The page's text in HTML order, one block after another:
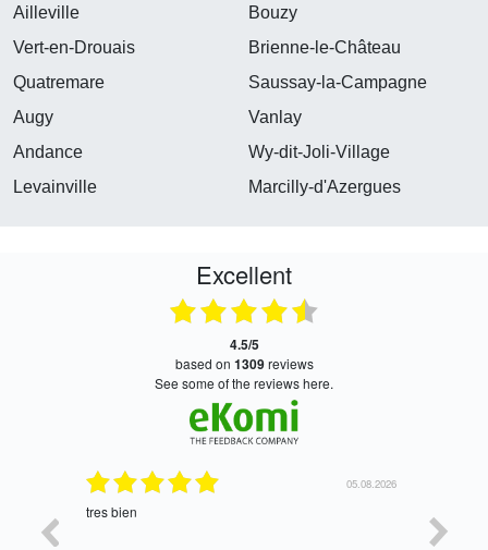
Ailleville
Bouzy
Vert-en-Drouais
Brienne-le-Château
Quatremare
Saussay-la-Campagne
Augy
Vanlay
Andance
Wy-dit-Joli-Village
Levainville
Marcilly-d'Azergues
Excellent
4.5/5
based on 1309reviews
see some of the reviews here.
05.08.2026
tres bien